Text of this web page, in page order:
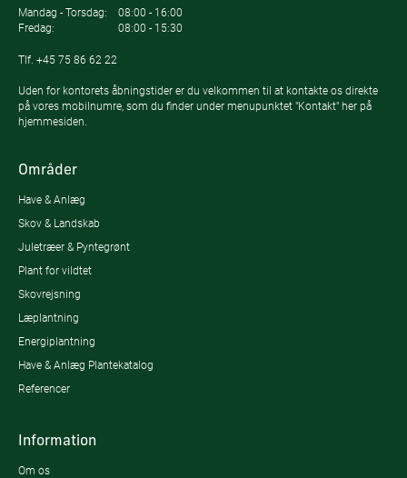
Mandag - Torsdag:
08:00 - 16:00
Fredag:
08:00 - 15:30
Tlf. +45 75 86 62 22
Uden for kontorets åbningstider er du velkommen til at kontakte os direkte
på vores mobilnumre, som du finder under menupunktet "Kontakt" her på
hjemmesiden.
Områder
Have & Anlæg
Skov & Landskab
Juletræer & Pyntegrønt
Plant for vildtet
Skovrejsning
Læplantning
Energiplantning
Have & Anlæg Plantekatalog
Referencer
Information
Om os